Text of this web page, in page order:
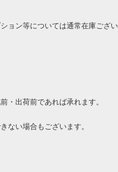
ョン等については通常在庫ござい
・出荷前であれば承れます。
ない場合もございます。